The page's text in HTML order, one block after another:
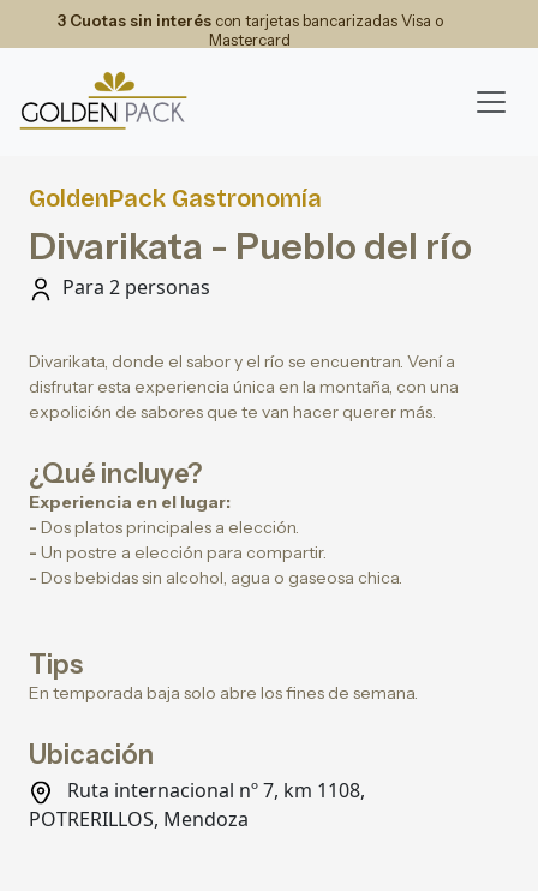
3 Cuotas sin interéscon tarjetas bancarizadas Visa o
Mastercard
GoldenPack Gastronomía
Divarikata - Pueblo del río
Para 2 personas
Divarikata, donde el sabor y el río se encuentran. Vení a
disfrutar esta experiencia única en la montaña, con una
expolición de sabores que te van hacer querer más.
¿Qué incluye?
Experiencia en el lugar:
- Dos platos principales a elección.
- Un postre a elección para compartir.
- Dos bebidas sin alcohol, agua o gaseosa chica.
Tips
En temporada baja solo abre los fines de semana.
Ubicación
Ruta internacional nº 7, km 1108,
POTRERILLOS, Mendoza